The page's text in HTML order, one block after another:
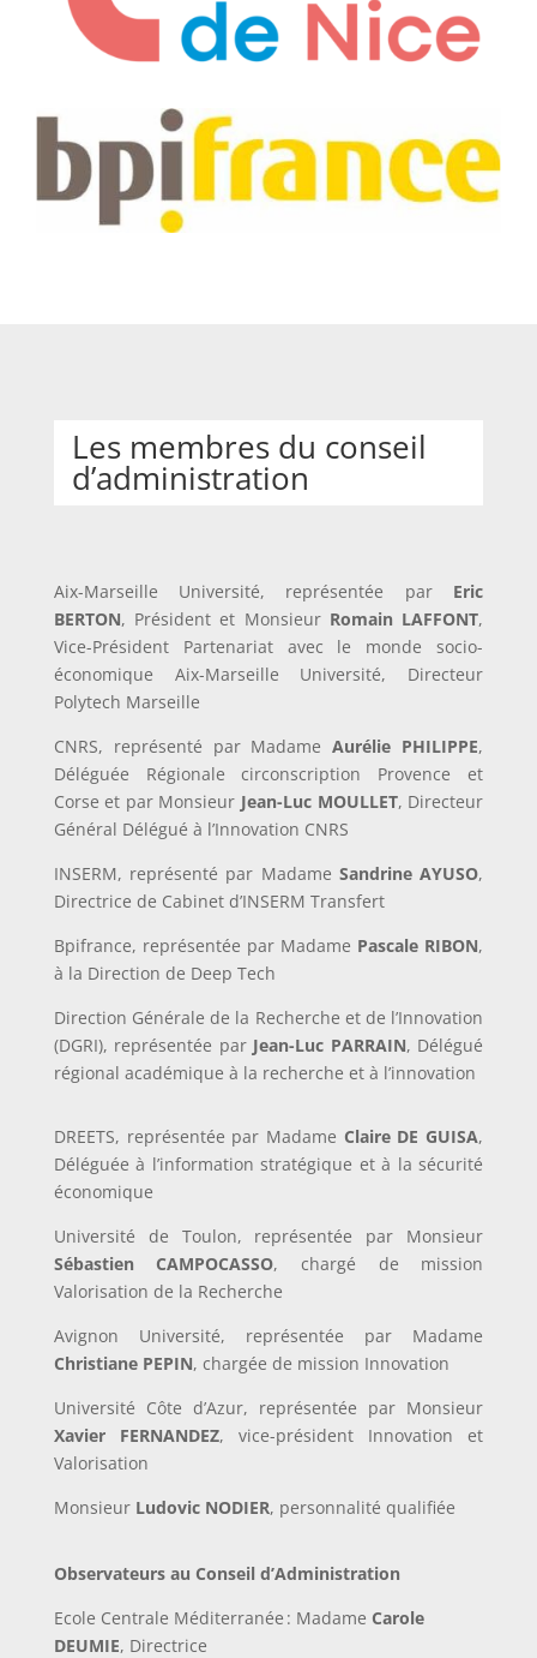
Les membres du conseil
d’administration
Aix-Marseille Université, représentée par Eric
BERTON, Président et Monsieur Romain LAFFONT,
Vice-Président Partenariat avec le monde socio-
économique Aix-Marseille Université, Directeur
Polytech Marseille
CNRS, représenté par MadameAurélie PHILIPPE,
Déléguée Régionale circonscription Provence et
Corse et par Monsieur Jean-Luc MOULLET, Directeur
Général Délégué à l’Innovation CNRS
INSERM, représenté par Madame Sandrine AYUSO,
Directrice de Cabinet d’INSERM Transfert
Bpifrance, représentée par Madame Pascale RIBON,
à la Direction de Deep Tech
Direction Générale de la Recherche et de l’Innovation
(DGRI), représentée par Jean-Luc PARRAIN, Délégué
régional académique à la recherche et à l’innovation
DREETS, représentée par Madame Claire DE GUISA,
Déléguée à l’information stratégique et à la sécurité
économique
Université de Toulon, représentée par Monsieur
Sébastien CAMPOCASSO, chargé de mission
Valorisation de la Recherche
Avignon Université, représentée par Madame
Christiane PEPIN, chargée de mission Innovation
Université Côte d’Azur, représentée par Monsieur
Xavier FERNANDEZ, vice-président Innovation et
Valorisation
Monsieur Ludovic NODIER, personnalité qualifiée
Observateurs au Conseil d’Administration
Ecole Centrale Méditerranée : Madame Carole
DEUMIE, Directrice